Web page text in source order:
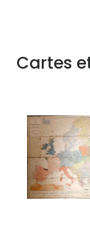
Cartes